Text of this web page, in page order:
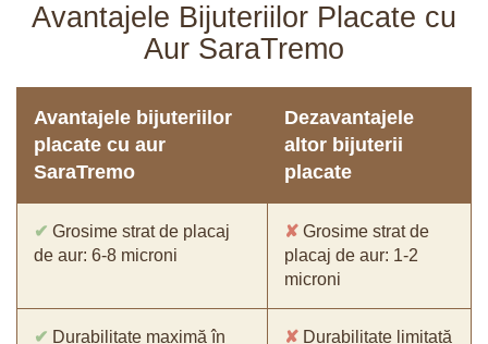
Avantajele Bijuteriilor Placate cu
Aur SaraTremo
Avantajele bijuteriilor
placate cu aur
SaraTremo
Dezavantajele
altor bijuterii
placate
✔ Grosime strat de placaj
de aur: 6-8 microni
✘ Grosime strat de
placaj de aur: 1-2
microni
✔ Durabilitate maximă în
✘ Durabilitate limitată